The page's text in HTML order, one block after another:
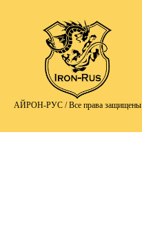
АЙРОН-РУС /Все права защищены